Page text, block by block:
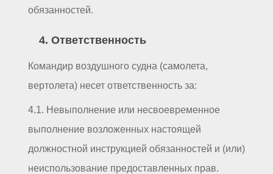
обязанностей.
4. Ответственность
Командир воздушного судна (самолета,
вертолета) несет ответственность за:
4.1. Невыполнение или несвоевременное
выполнение возложенных настоящей
должностной инструкцией обязанностей и (или)
неиспользование предоставленных прав.